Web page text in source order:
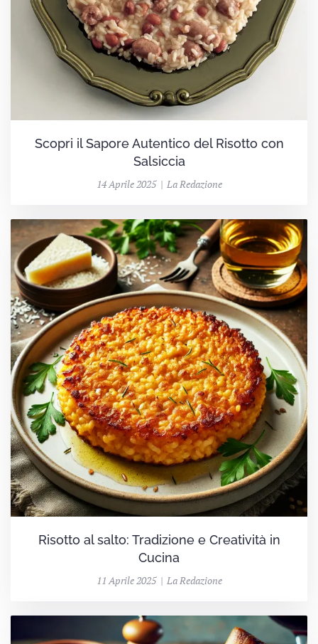
Scopri il Sapore Autentico del Risotto con
Salsiccia
14 Aprile 2025 | La Redazione
Risotto al salto: Tradizione e Creatività in
Cucina
11 Aprile 2025 | La Redazione